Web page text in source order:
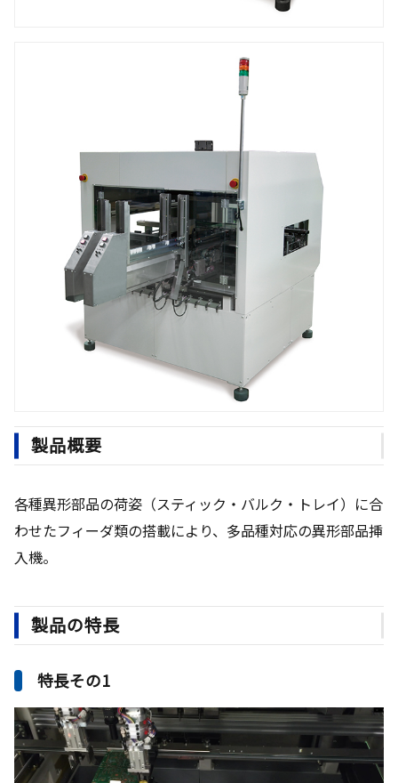
製品概要
各種異形部品の荷姿（スティック・バルク・トレイ）に合
わせたフィーダ類の搭載により、多品種対応の異形部品挿
入機。
製品の特長
特長その1